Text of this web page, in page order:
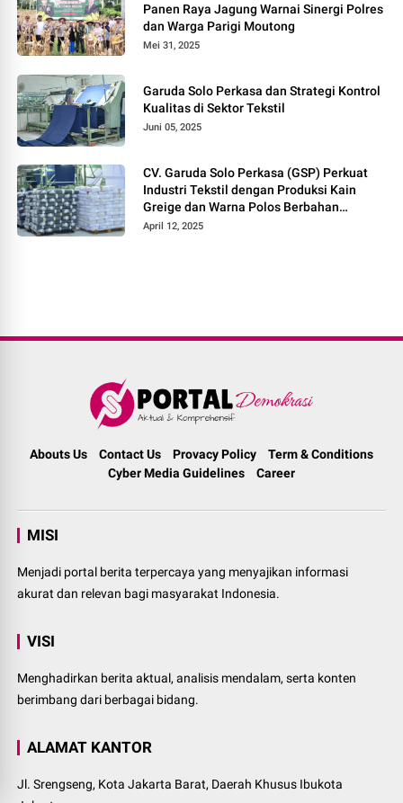
Panen Raya Jagung Warnai Sinergi Polres
dan Warga Parigi Moutong
Mei 31, 2025
Garuda Solo Perkasa dan Strategi Kontrol
Kualitas di Sektor Tekstil
Juni 05, 2025
CV. Garuda Solo Perkasa (GSP) Perkuat
Industri Tekstil dengan Produksi Kain
Greige dan Warna Polos Berbahan
Tetoron Rayon
April 12, 2025
Abouts Us Contact Us Provacy Policy
Term & Conditions
Cyber Media Guidelines
Career
MISI
Menjadi portal berita terpercaya yang menyajikan informasi
akurat dan relevan bagi masyarakat Indonesia.
VISI
Menghadirkan berita aktual, analisis mendalam, serta konten
berimbang dari berbagai bidang.
ALAMAT KANTOR
Jl. Srengseng, Kota Jakarta Barat, Daerah Khusus Ibukota